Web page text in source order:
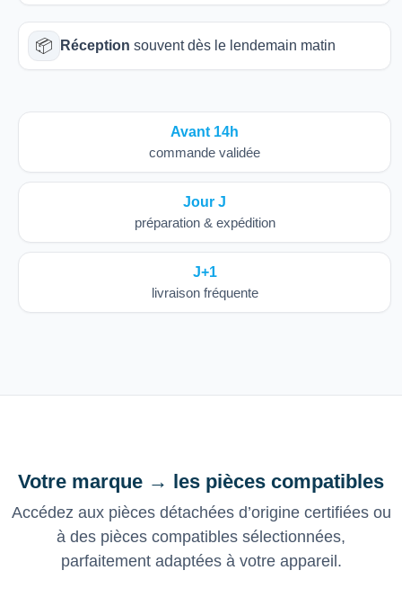
📦 Réception souvent dès le lendemain matin
Avant 14h
commande validée
Jour J
préparation & expédition
J+1
livraison fréquente
Votre marque → les pièces compatibles
Accédez aux pièces détachées d’origine certifiées ou
à des pièces compatibles sélectionnées,
parfaitement adaptées à votre appareil.